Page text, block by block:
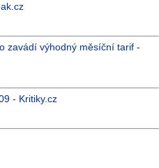
zavádí výhodný měsíční tarif -
- Kritiky.cz